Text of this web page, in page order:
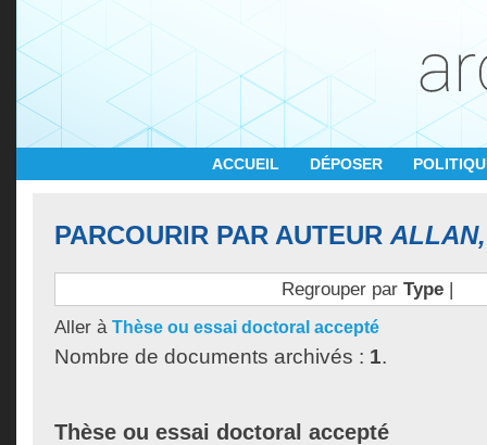
ACCUEIL DÉPOSER
PARCOURIR PAR AUTEUR
Regrouper par Type|
Aller à Thèse ou essai doctoral accepté
Nombre de documents archivés : 1.
Thèse ou essai doctoral accepté